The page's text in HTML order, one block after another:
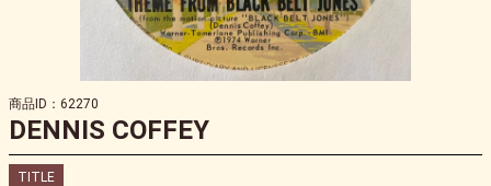
商品ID：62270
DENNIS COFFEY
TITLE